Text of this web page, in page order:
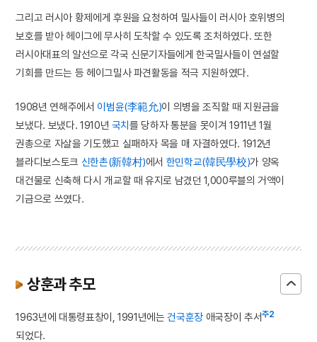
그리고 러시아 황제에게 후원을 요청하여 밀사들이 러시아 호위병의
보호를 받아 헤이그에 무사히 도착할 수 있도록 조처하였다. 또한
러시아대표의 알선으로 각국 신문기자들에게 한국밀사들이 연설할
기회를 만드는 등 헤이그밀사 파견활동을 적극 지원하였다.
1908년 연해주에서 이범윤(李範允)이 의병을 조직할 때 지원금을
보냈다. 보냈다. 1910년 국치를 당하자 통분을 못이겨 1911년 1월
권총으로 자살을 기도했고 실패하자 목을 매 자결하였다. 1912년
블라디보스토크 신한촌(新韓村)에서 한민학교(韓民學校)가 양옥
대건물로 신축해 다시 개교할 때 유지로 남겼던 1,000루블의 거액이
기금으로 쓰였다.
상훈과 추모
1963년에 대통령표창이, 1991년에는건국훈장애국장이 추서주2
되었다.